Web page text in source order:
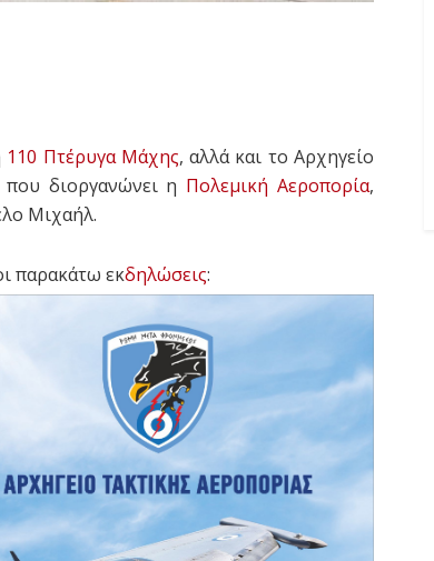
110 Πτέρυγα Μάχης, αλλά και το Αρχηγείο
διοργανώνει η Πολεμική Αεροπορία,
Μιχαήλ.
παρακάτω εκδηλώσεις: